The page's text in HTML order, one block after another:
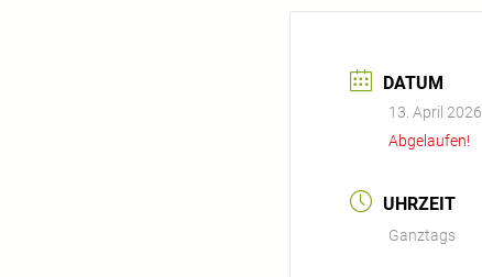
DATUM
13. April 2026
Abgelaufen!
UHRZEIT
Ganztags